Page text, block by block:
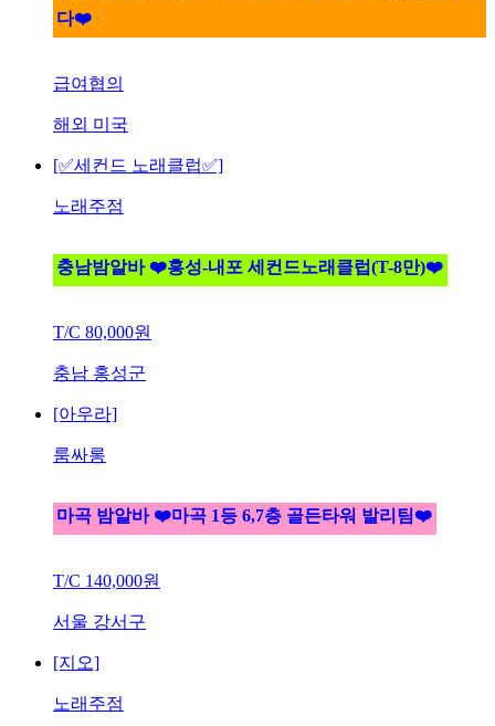
다❤️
급여협의
해외 미국
[✅세컨드 노래클럽✅]
노래주점
충남밤알바 ❤️홍성-내포 세컨드노래클럽(T-8만)❤️
T/C 80,000원
충남 홍성군
[아우라]
룸싸롱
마곡 밤알바 ❤️마곡 1등 6,7층 골든타워 발리팀❤️
T/C 140,000원
서울 강서구
[지오]
노래주점